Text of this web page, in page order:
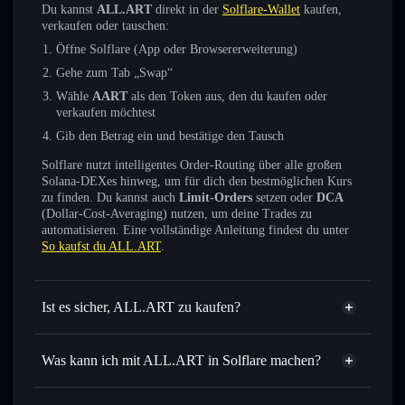
Du kannst ALL.ART direkt in der Solflare-Wallet kaufen,
verkaufen oder tauschen:
Öffne Solflare (App oder Browsererweiterung)
Gehe zum Tab „Swap“
Wähle AART als den Token aus, den du kaufen oder
verkaufen möchtest
Gib den Betrag ein und bestätige den Tausch
Solflare nutzt intelligentes Order-Routing über alle großen
Solana-DEXes hinweg, um für dich den bestmöglichen Kurs
zu finden. Du kannst auch Limit-Orders setzen oder DCA
(Dollar-Cost-Averaging) nutzen, um deine Trades zu
automatisieren. Eine vollständige Anleitung findest du unter
So kaufst du ALL.ART.
Ist es sicher, ALL.ART zu kaufen?
ALL.ART verifizierter Token
Was kann ich mit ALL.ART in Solflare machen?
ALL.ART
Solflare-Wallet